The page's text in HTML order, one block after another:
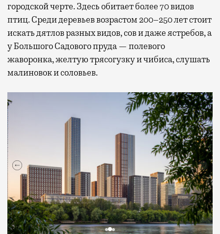
городской черте. Здесь обитает более 70 видов
птиц. Среди деревьев возрастом 200–250 лет стоит
искать дятлов разных видов, сов и даже ястребов, а
у Большого Садового пруда — полевого
жаворонка, желтую трясогузку и чибиса, слушать
малиновок и соловьев.